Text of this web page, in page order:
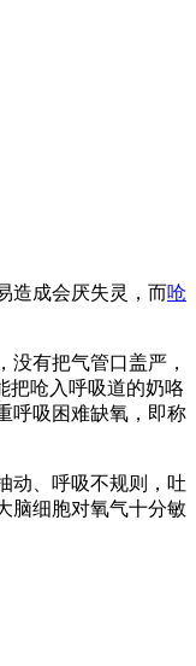
造成会厌失灵，而呛
没有把气管口盖严，
把呛入呼吸道的奶咯
呼吸困难缺氧，即称
动、呼吸不规则，吐
脑细胞对氧气十分敏